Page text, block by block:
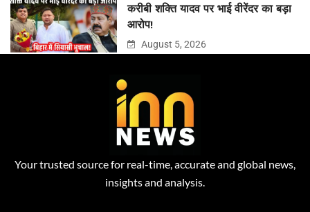
करीबी शक्ति यादव पर भाई वीरेंदर का बड़ा
आरोप!
August 5, 2026
Your trusted source for real-time, accurate and global news,
insights and analysis.